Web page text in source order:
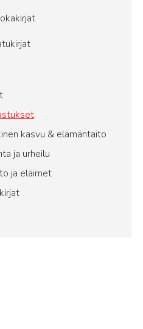
kasvu & elämäntaito
ja urheilu
ja eläimet